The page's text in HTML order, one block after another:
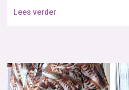
Lees verder